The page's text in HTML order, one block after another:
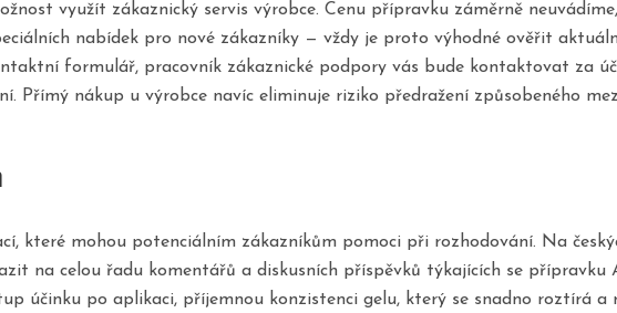
využít zákaznický servis výrobce. Cenu přípravku záměrně
nabídek pro nové zákazníky — vždy je proto výhodné ověřit
formulář, pracovník zákaznické podpory vás bude kontaktovat za
Přímý nákup u výrobce navíc eliminuje riziko předražení způsobeného
které mohou potenciálním zákazníkům pomoci při rozhodování. Na
na celou řadu komentářů a diskusních příspěvků týkajících se přípravku
účinku po aplikaci, příjemnou konzistenci gelu, který se snadno roztírá a